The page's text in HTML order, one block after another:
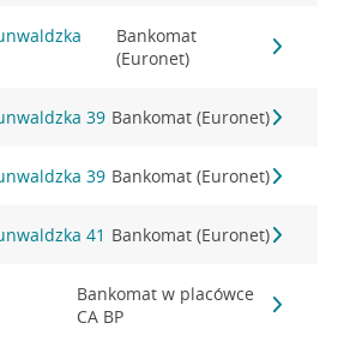
Bankomat
(Euronet)
39 Bankomat (Euronet)
39 Bankomat (Euronet)
41 Bankomat (Euronet)
Bankomat w placówce
CA BP